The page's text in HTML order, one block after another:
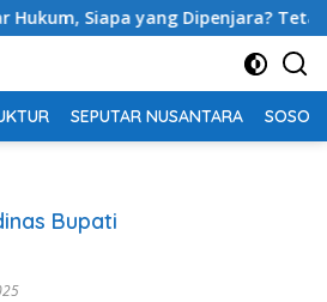
Siapa yang Dipenjara? Tetap
SEPUTAR NUSANTARA SOSOK
Bupati